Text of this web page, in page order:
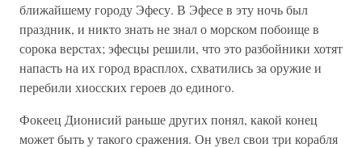
ближайшему городу Эфесу. В Эфесе в эту ночь был
праздник, и никто знать не знал о морском побоище в
сорока верстах; эфесцы решили, что это разбойники хотят
напасть на их город врасплох, схватились за оружие и
перебили хиосских героев до единого.
Фокеец Дионисий раньше других понял, какой конец
может быть у такого сражения. Он увел свои три корабля